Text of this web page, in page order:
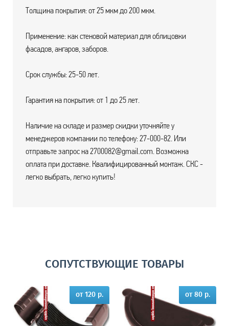
Толщина покрытия: от 25 мкм до 200 мкм.
Применение: как стеновой материал для облицовки
фасадов, ангаров, заборов.
Срок службы: 25-50 лет.
Гарантия на покрытия: от 1 до 25 лет.
Наличие на складе и размер скидки уточняйте у
менеджеров компании по телефону: 27-000-82. Или
отправьте запрос на 2700082@gmail.com. Возможна
оплата при доставке. Квалифицированный монтаж. СКС -
легко выбрать, легко купить!
СОПУТСТВУЮЩИЕ ТОВАРЫ
от 120 р. от 80 р.